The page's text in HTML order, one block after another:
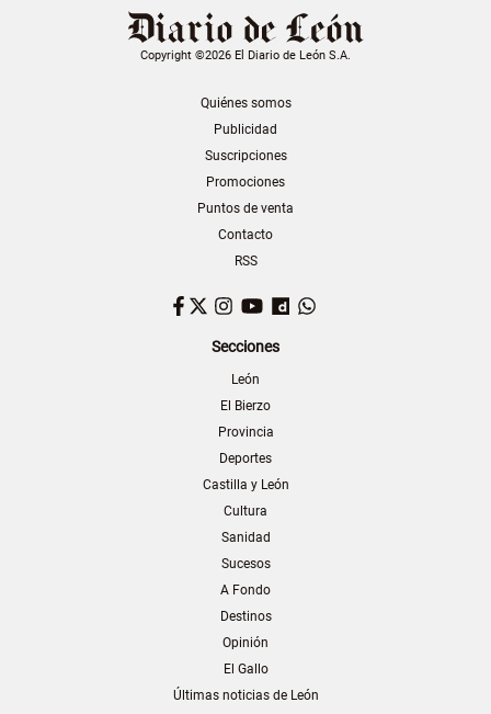
Copyright ©2026 El Diario de León S.A.
Quiénes somos
Publicidad
Suscripciones
Promociones
Puntos de venta
Contacto
RSS
Facebook
TwitterInstagram
YouTubeDailymotion
Secciones
León
El Bierzo
Provincia
Deportes
Castilla y León
Cultura
Sanidad
Sucesos
A Fondo
Destinos
Opinión
El Gallo
Últimas noticias de León